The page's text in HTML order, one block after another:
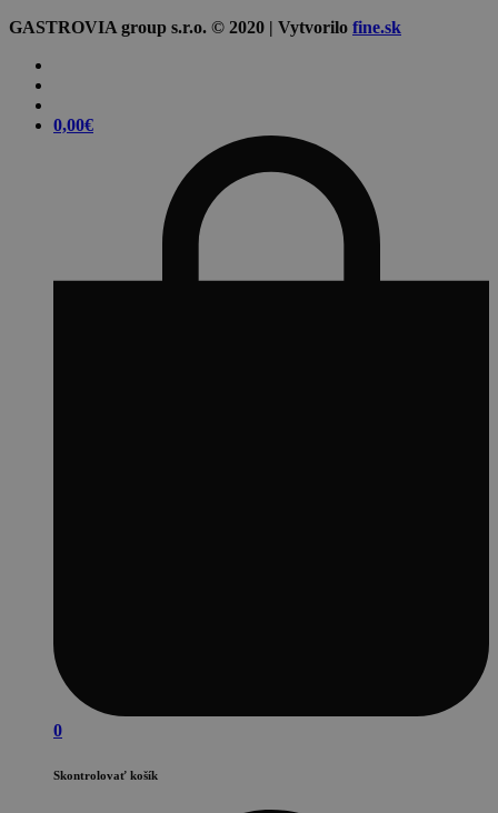
GASTROVIA group s.r.o. © 2020 | Vytvorilo fine.sk
0,00€
0
Skontrolovať košík